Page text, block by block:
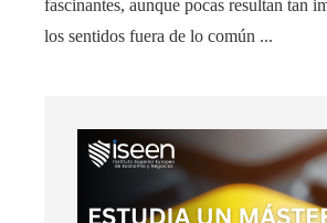
fascinantes, aunque pocas resultan tan
los sentidos fuera de lo común ...